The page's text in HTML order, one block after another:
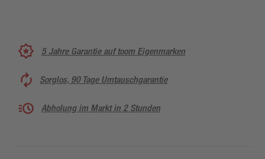
5 Jahre Garantie auf toom Eigenmarken
Sorglos, 90 Tage Umtauschgarantie
Abholung im Markt in 2 Stunden